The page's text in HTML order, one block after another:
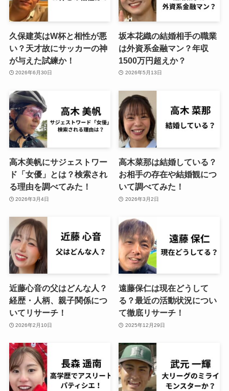
久保建英はW杯と相性が悪
い？天才故にサッカーの神
が与えた試練か！
2026年6月30日
坂本花織の結婚相手の職業
は外資系金融マン？年収
1500万円超えか？
2026年5月13日
高木美帆にサジェストワー
ド「女優」とは？検索され
る理由を調べてみた！
2026年3月4日
高木菜那は結婚している？
お相手の存在や結婚観につ
いて調べてみた！
2026年3月2日
近藤心音の父はどんな人？
経歴・人柄、親子関係につ
いてリサーチ！
2026年2月10日
遠藤保仁は現在どうして
る？最近の活動状況につい
て徹底リサーチ！
2025年12月29日